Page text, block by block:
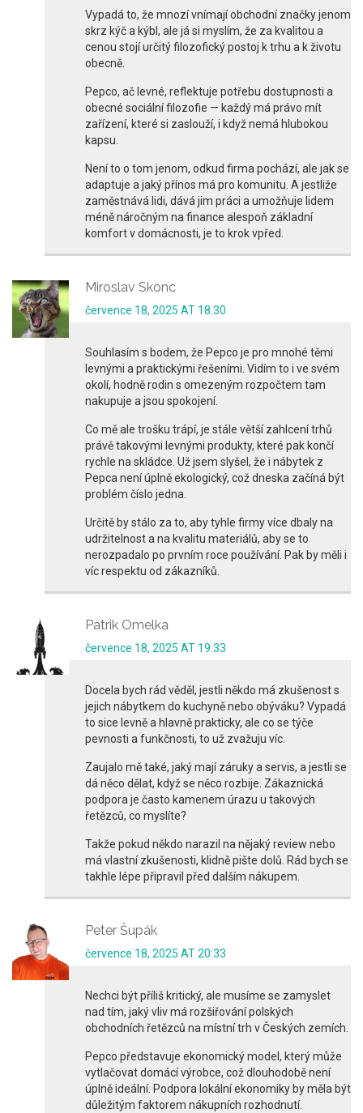
Vypadá to, že mnozí vnímají obchodní značky jenom
skrz kýč a kýbl, ale já si myslím, že za kvalitou a
cenou stojí určitý filozofický postoj k trhu a k životu
obecně.
Pepco, ač levné, reflektuje potřebu dostupnosti a
obecné sociální filozofie — každý má právo mít
zařízení, které si zaslouží, i když nemá hlubokou
kapsu.
Není to o tom jenom, odkud firma pochází, ale jak se
adaptuje a jaký přínos má pro komunitu. A jestliže
zaměstnává lidi, dává jim práci a umožňuje lidem
méně náročným na finance alespoň základní
komfort v domácnosti, je to krok vpřed.
Miroslav Skonc
července 18, 2025 AT 18:30
Souhlasím s bodem, že Pepco je pro mnohé těmi
levnými a praktickými řešeními. Vidím to i ve svém
okolí, hodně rodin s omezeným rozpočtem tam
nakupuje a jsou spokojení.
Co mě ale trošku trápí, je stále větší zahlcení trhů
právě takovými levnými produkty, které pak končí
rychle na skládce. Už jsem slyšel, že i nábytek z
Pepca není úplně ekologický, což dneska začíná být
problém číslo jedna.
Určitě by stálo za to, aby tyhle firmy více dbaly na
udržitelnost a na kvalitu materiálů, aby se to
nerozpadalo po prvním roce používání. Pak by měli i
víc respektu od zákazníků.
Patrik Omelka
července 18, 2025 AT 19:33
Docela bych rád věděl, jestli někdo má zkušenost s
jejich nábytkem do kuchyně nebo obýváku? Vypadá
to sice levně a hlavně prakticky, ale co se týče
pevnosti a funkčnosti, to už zvažuju víc.
Zaujalo mě také, jaký mají záruky a servis, a jestli se
dá něco dělat, když se něco rozbije. Zákaznická
podpora je často kamenem úrazu u takových
řetězců, co myslíte?
Takže pokud někdo narazil na nějaký review nebo
má vlastní zkušenosti, klidně pište dolů. Rád bych se
takhle lépe připravil před dalším nákupem.
Peter Šupák
července 18, 2025 AT 20:33
Nechci být příliš kritický, ale musíme se zamyslet
nad tím, jaký vliv má rozšiřování polských
obchodních řetězců na místní trh v Českých zemích.
Pepco představuje ekonomický model, který může
vytlačovat domácí výrobce, což dlouhodobě není
úplně ideální. Podpora lokální ekonomiky by měla být
důležitým faktorem nákupních rozhodnutí.